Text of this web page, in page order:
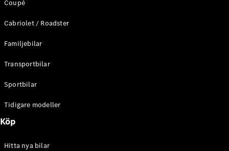
Terrain
E-Klass
Kombi
E-Klass
Terrain
Konfigurator
Store
Coupé
Cabriolet / Roadster
Familjebilar
Transportbilar
Sportbilar
Tidigare modeller
Köp
Hitta nya bilar